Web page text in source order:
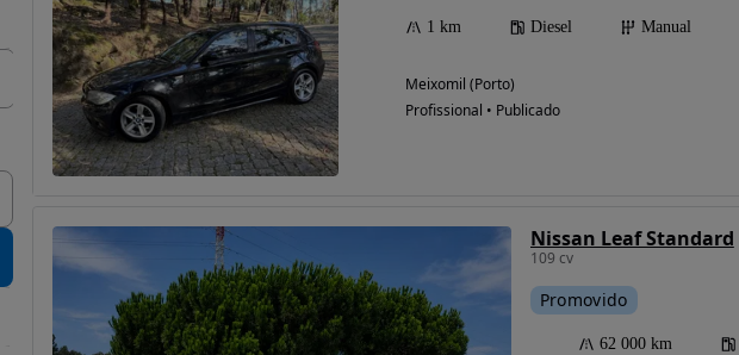
1 km Diesel Manual
Meixomil (Porto)
Profissional • Publicado
Nissan Leaf Standard
109 cv
Promovido
62 000 km